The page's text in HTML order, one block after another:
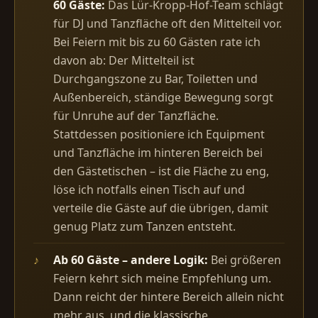
60 Gäste: Das Lür-Kropp-Hof-Team schlägt
für DJ und Tanzfläche oft den Mittelteil vor.
Bei Feiern mit bis zu 60 Gästen rate ich
davon ab: Der Mittelteil ist
Durchgangszone zu Bar, Toiletten und
Außenbereich, ständige Bewegung sorgt
für Unruhe auf der Tanzfläche.
Stattdessen positioniere ich Equipment
und Tanzfläche im hinteren Bereich bei
den Gästetischen – ist die Fläche zu eng,
löse ich notfalls einen Tisch auf und
verteile die Gäste auf die übrigen, damit
genug Platz zum Tanzen entsteht.
Ab 60 Gäste – andere Logik: Bei größeren
Feiern kehrt sich meine Empfehlung um.
Dann reicht der hintere Bereich allein nicht